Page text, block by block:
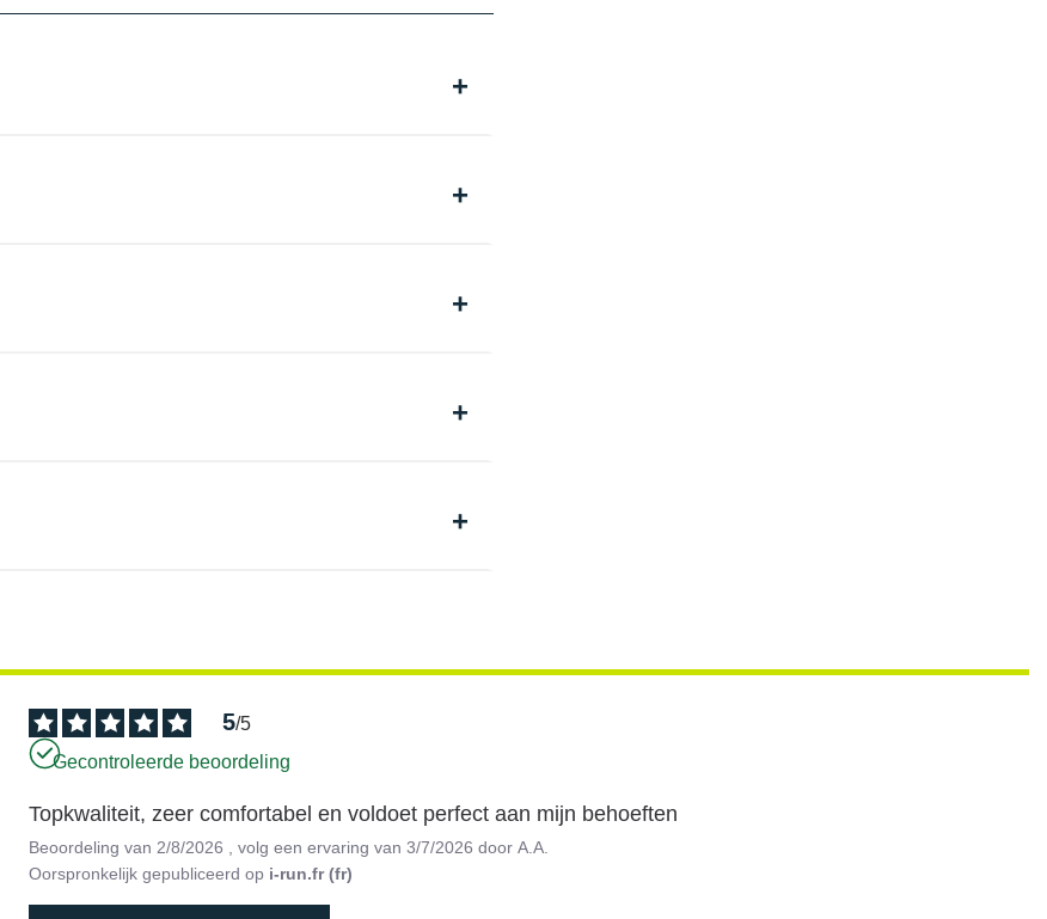
5/5
Gecontroleerde beoordeling
Topkwaliteit, zeer comfortabel en voldoet perfect aan mijn behoeften
Beoordeling van 2/8/2026 , volg een ervaring van3/7/2026 doorA.A.
Oorspronkelijk gepubliceerd op i-run.fr (fr)